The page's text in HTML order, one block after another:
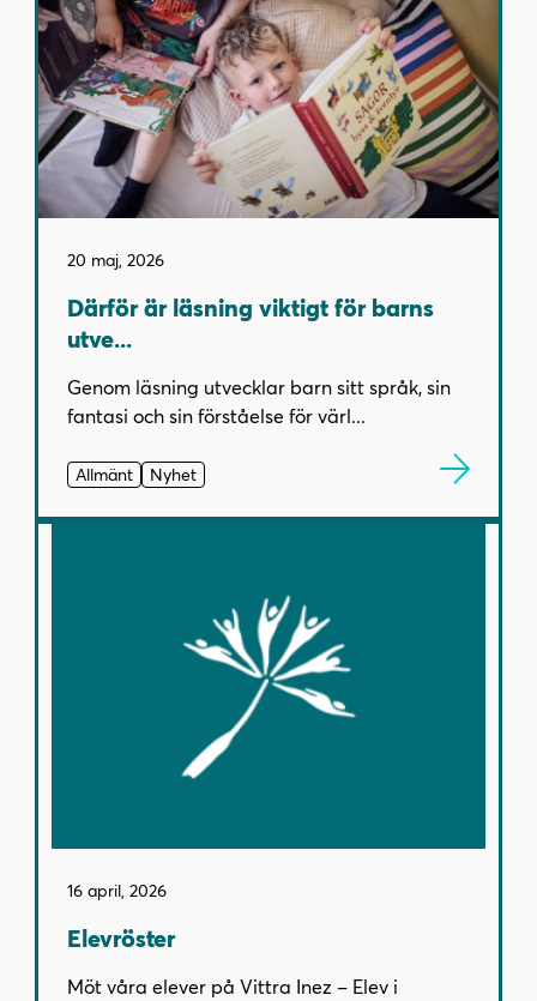
20 maj, 2026
Därför är läsning viktigt för barns
utve...
Genom läsning utvecklar barn sitt språk, sin
fantasi och sin förståelse för värl...
Allmänt Nyhet
16 april, 2026
Elevröster
Möt våra elever på Vittra Inez – Elev i